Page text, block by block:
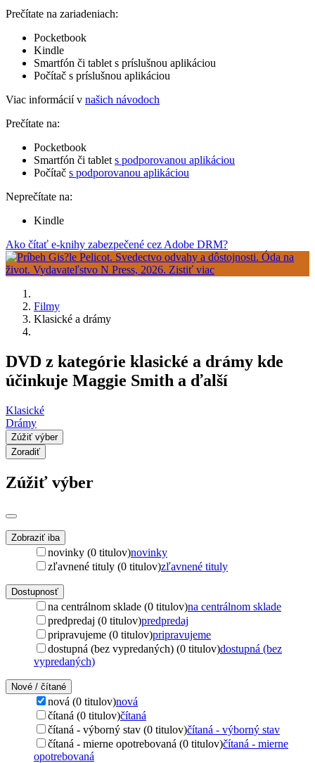
Prečítate na zariadeniach:
Pocketbook
Kindle
Smartfón či tablet s príslušnou aplikáciou
Počítač s príslušnou aplikáciou
Viac informácií v našich návodoch
Prečítate na:
Pocketbook
Smartfón či tablet s podporovanou aplikáciou
Počítač s podporovanou aplikáciou
Neprečítate na:
Kindle
Ako čítať e-knihy zabezpečené cez Adobe DRM?
Filmy
Klasické a drámy
DVD z kategórie klasické a drámy kde
účinkuje Maggie Smith a ďalší
Klasické
Drámy
Zúžiť výber
Zoradiť
Zúžiť výber
Zobraziť iba
novinky (0 titulov)novinky
zľavnené tituly (0 titulov)zľavnené tituly
Dostupnosť
na centrálnom sklade (0 titulov)na centrálnom sklade
predpredaj (0 titulov)predpredaj
pripravujeme (0 titulov)pripravujeme
dostupná (bez vypredaných) (0 titulov)dostupná (bez
vypredaných)
Nové / čítané
nová (0 titulov)nová
čítaná (0 titulov)čítaná
čítaná - výborný stav (0 titulov)čítaná - výborný stav
čítaná - mierne opotrebovaná (0 titulov)čítaná - mierne
opotrebovaná